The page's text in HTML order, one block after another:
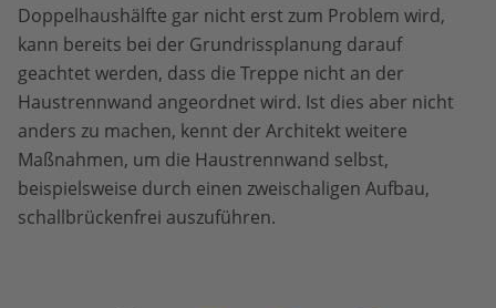
Doppelhaushälfte gar nicht erst zum Problem wird,
kann bereits bei der Grundrissplanung darauf
geachtet werden, dass die Treppe nicht an der
Haustrennwand angeordnet wird. Ist dies aber nicht
anders zu machen, kennt der Architekt weitere
Maßnahmen, um die Haustrennwand selbst,
beispielsweise durch einen zweischaligen Aufbau,
schallbrückenfrei auszuführen.